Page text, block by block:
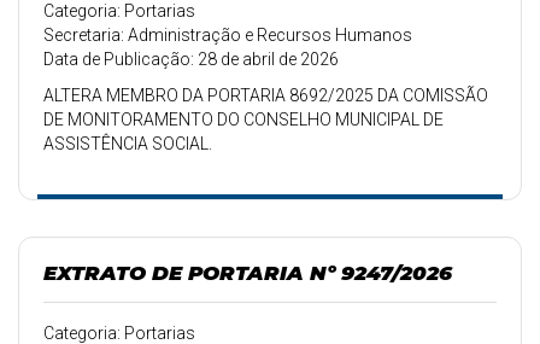
Categoria: Portarias
Secretaria: Administração e Recursos Humanos
Data de Publicação: 28 de abril de 2026
ALTERA MEMBRO DA PORTARIA 8692/2025 DA COMISSÃO
DE MONITORAMENTO DO CONSELHO MUNICIPAL DE
ASSISTÊNCIA SOCIAL.
EXTRATO DE PORTARIA Nº 9247/2026
Categoria: Portarias